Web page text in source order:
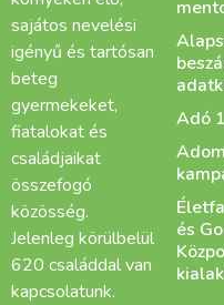
sajátos nevelési
igényű és tartósan
beteg
gyermekeket,
fiatalokat és
családjaikat
összefogó
közösség.
Jelenleg körülbelül
620 családdal van
kapcsolatunk.
Adó
és